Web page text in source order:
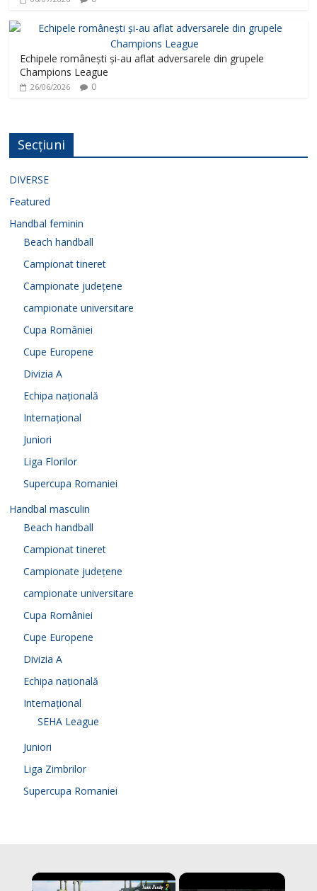
Echipele românești și-au aflat adversarele din grupele
Champions League
26/06/2026 0
Secțiuni
DIVERSE
Featured
Handbal feminin
Beach handball
Campionat tineret
Campionate județene
campionate universitare
Cupa României
Cupe Europene
Divizia A
Echipa națională
Internațional
Juniori
Liga Florilor
Supercupa Romaniei
Handbal masculin
Beach handball
Campionat tineret
Campionate județene
campionate universitare
Cupa României
Cupe Europene
Divizia A
Echipa națională
Internațional
SEHA League
Juniori
Liga Zimbrilor
Supercupa Romaniei
×